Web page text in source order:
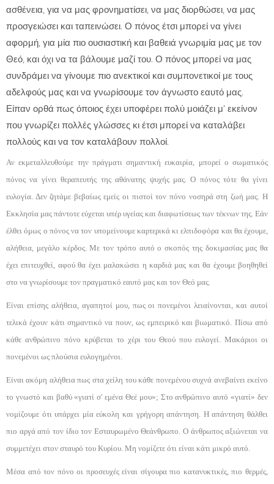
ασθένεια, για να μας φρονηματίσει, να μας διορθώσει, να μας
προσγειώσει και ταπεινώσει. Ο πό­νος έτσι μπορεί να γίνει
αφορμή, για μία πιο ουσια­στική και βαθειά γνωριμία μας με τον
Θεό, και όχι να τα βάλουμε μαζί του. Ο πόνος μπορεί να μας
συνδράμει να γίνουμε πιο ανεκτικοί και συμπονετικοί με τους
αδελφούς μας και να γνωρίσουμε τον άγνωστο ε­αυτό μας.
Είπαν ορθά πως όποιος έχει υποφέρει πολύ μοιάζει μ' εκείνον
που γνωρίζει πολλές γλώσσες κι έ­τσι μπορεί να καταλάβει
πολλούς και να τον καταλά­βουν πολλοί.
Αν εκμεταλλευθούμε την πράγματι σημαντική ευ­καιρία, μπορεί ο σωματικός
πόνος να γίνει θεραπευ­τής της αθάνατης ψυχής μας. Ο πόνος τότε θα γίνει
ευλογία. Δεν ζητάμε βεβαίως εμείς οι πιστοί τον πόνο νοσηρά στη ζωή μας. Η
Εκκλησία μας πάντοτε εύχε­ται υπέρ υγείας και διαφωτίσεως των τέκνων της. Εάν
έλθει όμως ο πόνος να τον υπομείνουμε καρτερικά κι ελπιδοφόρα και θα έχουμε,
αλήθεια, μεγάλο κέρδος. Με τον τρόπο αυτό ο σκοπός της δοκιμασίας μας θα
έχει επιτευχθεί, αφού θα έχει μαλακώσει η καρδιά μας και θα έχουμε βοηθηθεί
στο να γνωρίσουμε τον πραγ­ματικό εαυτό μας και τον Θεό μας.
Είναι επίσης αλήθεια, αγαπητοί μου, πως οι πονε­μένοι λειαίνονται, και αυτοί
τελικά έχουν κάτι σημα­ντικό να πουν, ως εμπειρικό και βιωματικό. Πίσω από
κάθε ανθρώπινο πόνο κρύβεται το χέρι του Θεού που ευλογεί. Μακάριοι οι
πονεμένοι ως πλούσια ευλογη­μένοι.
Είναι ακόμη αλήθεια πως στα χείλη του κάθε πο­νεμένου συχνά ανεβαίνει εκείνο
το γνωστό και βαθύ «γιατί σ' εμένα Θεέ μου»; Στο ανθρώπινο αυτό «γιατί» δεν
νομίζουμε ότι υπάρχει μία εύκολη και γρήγορη α­πάντηση. Η απάντηση θάλθει
πιο αργά από τον ίδιο τον Εσταυρωμένο Θεάνθρωπο. Ο άνθρωπος αξιώνε­ται να
συμμετέχει στον σταυρό του Κυρίου. Μη νομί­ζετε ότι είναι κάτι μικρό αυτό.
Μέσα από τον πόνο οι προσευχές είναι σίγουρα πιο κατανυκτικές, πιο θερμές,